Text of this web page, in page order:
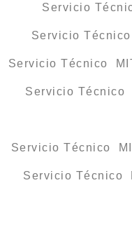
Servicio
Servicio
Servicio Técnico
Servicio Técnico
Servicio Técnico
Servicio Técnico